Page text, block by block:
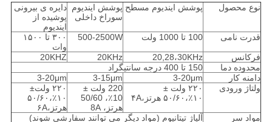
نوع محصول
پوشش ایندیوم مسطح پوشش ایندیوم
سوراخ داخلی
دایره ی بیرونی
پوشیده از
ایندیوم
قدرت نامی
100 تا 1000 ولت 500-2500W
۳۰۰ تا ۱۵۰۰
وات
فرکانس
20,28،30KHz 20KHz
20KHZ
محدوده دما
150 تا 400 درجه سانتیگراد
دامنه کار
3-20μm
3-15μm
3-20μm
ولتاژ ورودی
۲۲۰ ولت ±
۱۰٪،۵۰/۶۰ هرتز،۴A
220 ولت ±
10٪، 50/60
هرتز، 8A
۲۲۰ ولت±
۱۰٪،۵۰/۶۰
هرتز،۶A
مواد سر
آلیاژ تیتانیوم (مواد دیگر می توانند سفارشی شوند)